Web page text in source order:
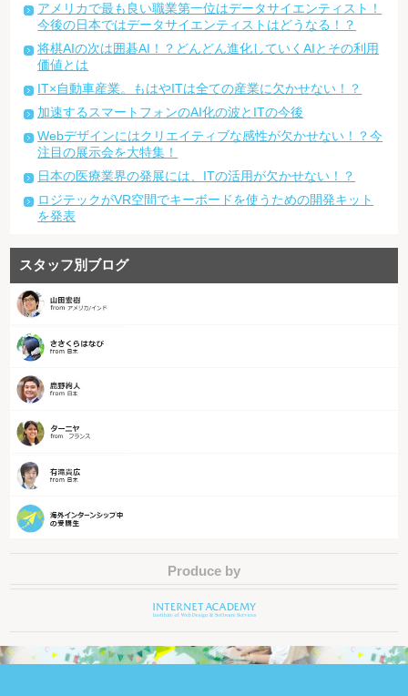
アメリカで最も良い職業第一位はデータサイエンティスト！
今後の日本ではデータサイエンティストはどうなる！？
将棋AIの次は囲碁AI！？どんどん進化していくAIとその利用
価値とは
IT×自動車産業。もはやITは全ての産業に欠かせない！？
加速するスマートフォンのAI化の波とITの今後
Webデザインにはクリエイティブな感性が欠かせない！？今
注目の展示会を大特集！
日本の医療業界の発展には、ITの活用が欠かせない！？
ロジテックがVR空間でキーボードを使うための開発キット
を発表
スタッフ別ブログ
Produce by